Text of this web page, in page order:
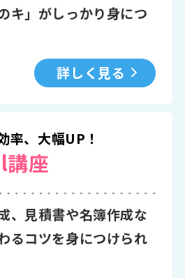
キ」がしっかり身につ
詳しく見る
率、大幅UP！
講座
、見積書や名簿作成な
るコツを身につけられ